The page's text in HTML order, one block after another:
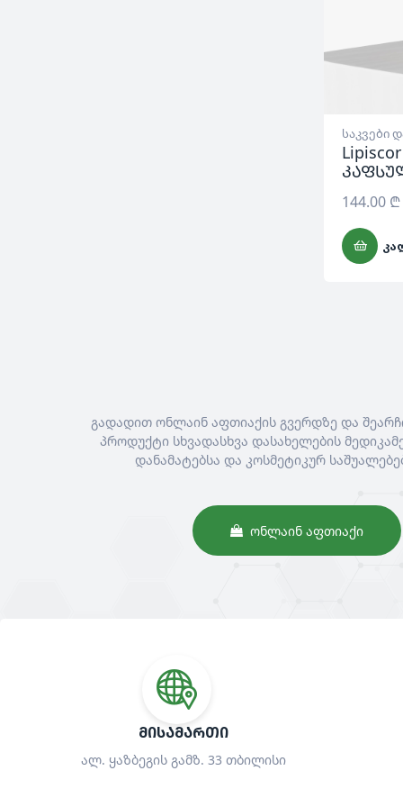
საკვები
144.00 ₾
გადადით ონლაინ აფთიაქის გვერდზე და
პროდუქტი სხვადასხვა დასახელების
დანამატებსა და კოსმეტიკურ
ᲝᲜᲚᲐᲘᲜ ᲐᲤᲗᲘᲐᲥᲘ
ᲛᲘᲡᲐᲛᲐᲠᲗᲘ
ალ. ყაზბეგის გამზ. 33 თბილისი